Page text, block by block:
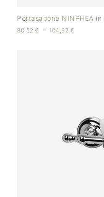
Portasapone NINPHEA
80,52 € - 104,92 €